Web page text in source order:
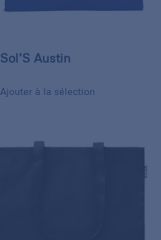
Sol’S Austin
Ajouter à la sélection